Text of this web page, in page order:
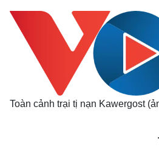
Toàn cảnh trại tị nạn Kawergost